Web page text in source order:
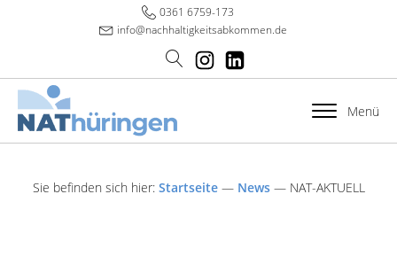
0361 6759-173
info@nachhaltigkeitsabkommen.de
Menü
Sie befinden sich hier: Startseite— News— NAT-AKTUELL